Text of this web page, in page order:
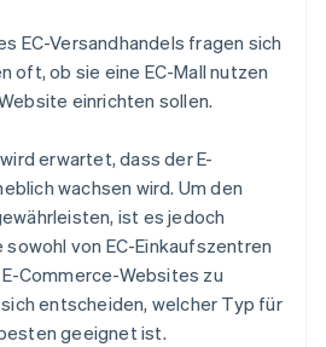
EC-Versandhandels fragen sich
oft, ob sie eine EC-Mall nutzen
einrichten sollen.
erwartet, dass der E-
wachsen wird. Um den
ist es jedoch
von EC-Einkaufszentren
Commerce-Websites zu
entscheiden, welcher Typ für
geeignet ist.